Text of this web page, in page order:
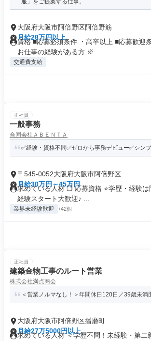
服」をご提案する仕事。
大阪府大阪市阿倍野区阿倍野筋
月給28万円以上
資格 ■応募必須条件 ・高卒以上 ■応募歓迎
お仕事の経験がある方 ※...
交通費支給
正社員
一般事務
合同会社ＡＢＥＮＴＡ
✅経験・資格不問✅ゼロから事務デビュー✅シン
〒545-0052大阪府大阪市阿倍野区
月給30万円～45万円
求めている人材 ❐ 応募資格 ⭐学歴・経験は
経験スタート大歓迎♪ ...
業界未経験歓迎 +42個
正社員
建築金物工事のルート営業
株式会社満点商会
＜営業ノルマなし！＞年間休日120日／39歳未満
大阪府大阪市阿倍野区播磨町
月給27万5000円以上
求めている人材 ＜学歴不問！未経験・第